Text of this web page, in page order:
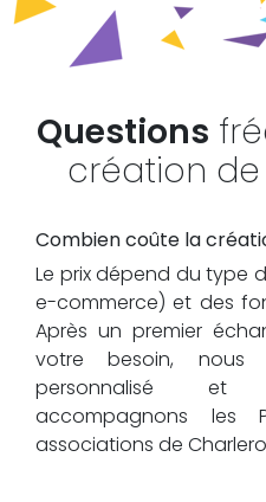
Questions
création
Combien coûte la
Le prix dépend du type
e-commerce) et des
Après un premier
votre besoin, nous
personnalisé et
accompagnons les
associations de